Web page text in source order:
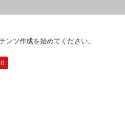
ツ作成を始めてください。
it